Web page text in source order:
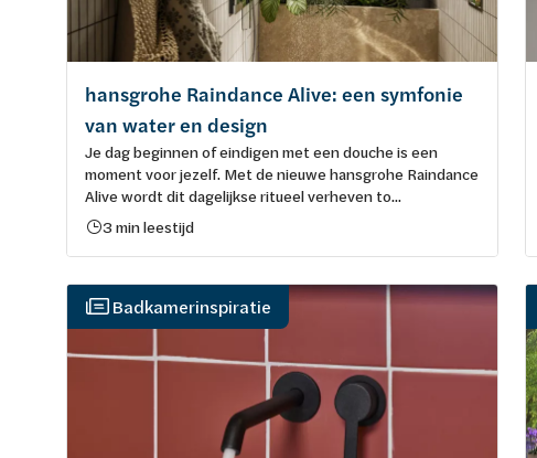
hansgrohe Raindance Alive: een symfonie
van water en design
Je dag beginnen of eindigen met een douche is een
moment voor jezelf. Met de nieuwe hansgrohe Raindance
Alive wordt dit dagelijkse ritueel verheven to...
3 min leestijd
Badkamerinspiratie